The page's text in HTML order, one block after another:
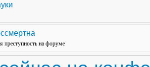
преступность на форуме